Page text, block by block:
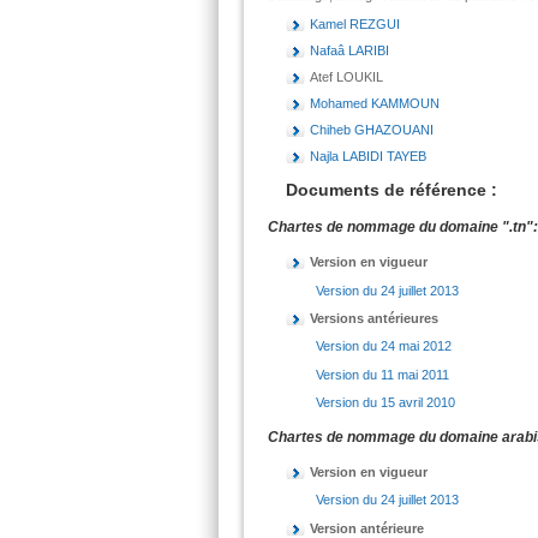
Kamel REZGUI
Nafaâ LARIBI
Atef LOUKIL
Mohamed KAMMOUN
Chiheb GHAZOUANI
Najla LABIDI TAYEB
Documents de référence :
Chartes de nommage du domaine ".tn":
Version en vigueur
Version du 24 juillet 2013
Versions antérieures
Version du 24 mai 2012
Version du 11 mai 2011
Version du 15 avril 2010
Version en vigueur
Version du 24 juillet 2013
Version antérieure